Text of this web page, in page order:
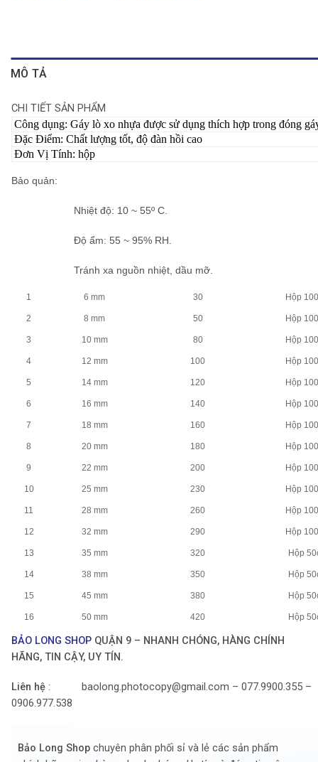
MÔ TẢ
CHI TIẾT SẢN PHẨM
Công dụng: Gáy lò xo nhựa được sử dụng thích hợp trong đóng
Đặc Điểm: Chất lượng tốt, độ đàn hồi cao
Đơn Vị Tính: hộp
Bảo quản:
Nhiệt độ: 10 ~ 55º C.
Độ ẩm: 55 ~ 95% RH.
Tránh xa nguồn nhiệt, dầu mỡ.
1 6 mm 30 Hộp
2 8 mm 50 Hộp
3 10 mm 80 Hộp
4 12 mm 100 Hộp
5 14 mm 120 Hộp
6 16 mm 140 Hộp
7 18 mm 160 Hộp
8 20 mm 180 Hộp
9 22 mm 200 Hộp
10 25 mm 230 Hộp
11 28 mm 260 Hộp
12 32 mm 290 Hộp
13 35 mm 320 Hộp
14 38 mm 350 Hộp
15 45 mm 380 Hộp
16 50 mm 420 Hộp
BẢO LONG SHOP QUẬN 9 – NHANH CHÓNG, HÀNG CHÍNH
HÃNG, TIN CẬY, UY TÍN.
Liên hệ : baolong.photocopy@gmail.com – 077.9900.355 –
0906.977.538
Bảo Long Shop chuyên phân phối sỉ và lẻ các sản phẩm